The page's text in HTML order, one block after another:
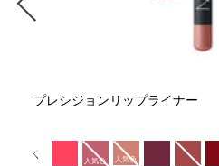
プレシジョンリップライナー
人気色 人気色